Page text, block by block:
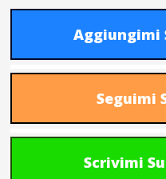
Aggiungimi
Seguimi
Scrivimi